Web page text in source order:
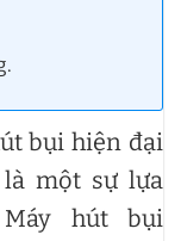
bụi hiện đại
một sự lựa
hút bụi